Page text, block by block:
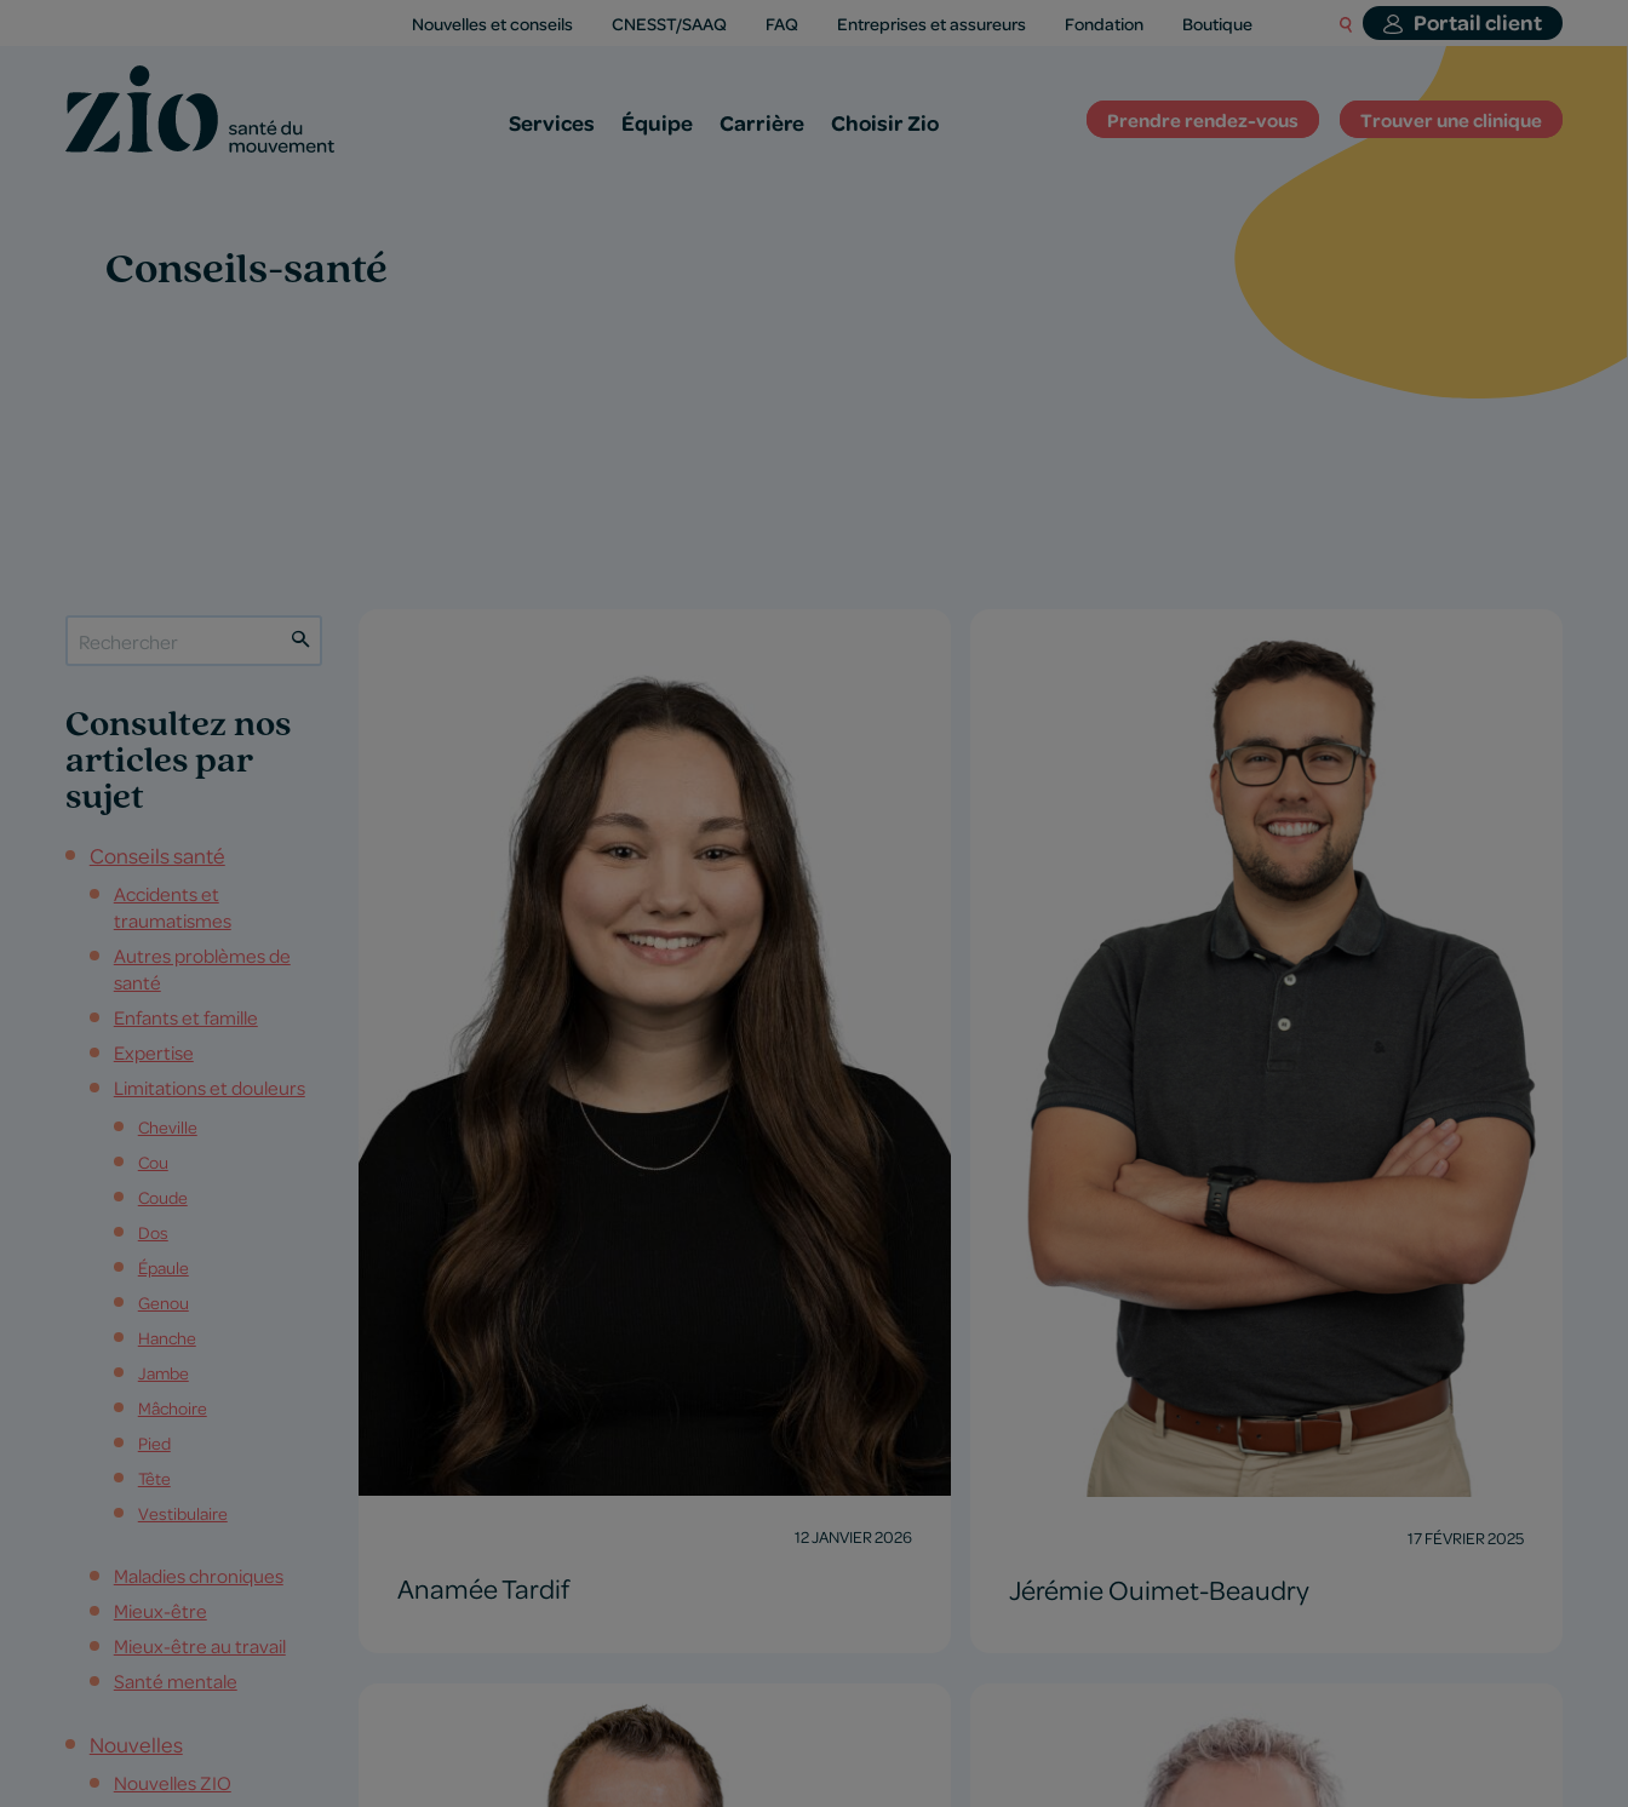
Nouvelles et conseils CNESST/SAAQ FAQ Entreprises et assureurs Fondation Boutique Portail client
Services Équipe Carrière Choisir Zio Prendre rendez-vous Trouver une clinique
Conseils-santé
Consultez nos
articles par
sujet
Conseils santé
Accidents et
traumatismes
Autres problèmes de
santé
Enfants et famille
Expertise
Limitations et douleurs
Cheville
Cou
Coude
Dos
Épaule
Genou
Hanche
Jambe
Mâchoire
Pied
Tête
Vestibulaire
Maladies chroniques
Mieux-être
Mieux-être au travail
Santé mentale
Nouvelles
Nouvelles ZIO
12 JANVIER 2026
Anamée Tardif
17 FÉVRIER 2025
Jérémie Ouimet-Beaudry